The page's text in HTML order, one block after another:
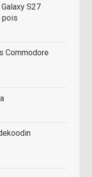
S27
pois
Commodore